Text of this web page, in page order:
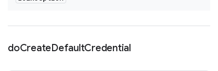
doCreateDefaultCredential